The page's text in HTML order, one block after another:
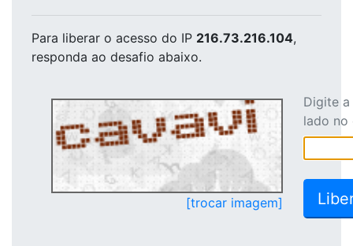
Para liberar o acesso do IP 216.73.216.104,
responda ao desafio abaixo.
[trocar imagem]
Digite
lado no